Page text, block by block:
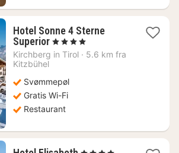
Hotel Sonne 4 Sterne
Superior1
nat
kr.
, 4 Stjerner
Kirchberg in Tirol · 5.6 km fra
Kitzbühel
Svømmepøl
Gratis Wi-Fi
Restaurant